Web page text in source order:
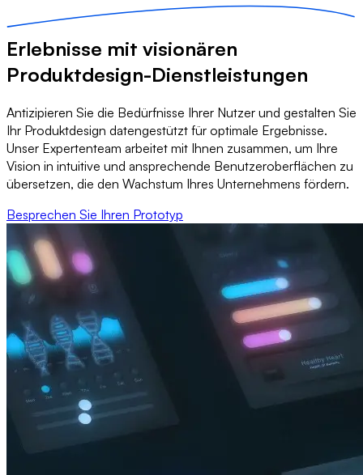
Erlebnisse mit visionären
Produktdesign-Dienstleistungen
Antizipieren Sie die Bedürfnisse Ihrer Nutzer und gestalten Sie
Ihr Produktdesign datengestützt für optimale Ergebnisse.
Unser Expertenteam arbeitet mit Ihnen zusammen, um Ihre
Vision in intuitive und ansprechende Benutzeroberflächen zu
übersetzen, die den Wachstum Ihres Unternehmens fördern.
Besprechen Sie Ihren Prototyp